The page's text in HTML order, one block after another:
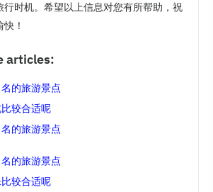
行时机。希望以上信息对您有所帮助，祝
！
articles:
的旅游景点
较合适呢
的旅游景点
的旅游景点
较合适呢